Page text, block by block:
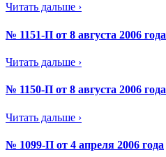
Читать дальше ›
№ 1151-П от 8 августа 2006 года
Читать дальше ›
№ 1150-П от 8 августа 2006 года
Читать дальше ›
№ 1099-П от 4 апреля 2006 года